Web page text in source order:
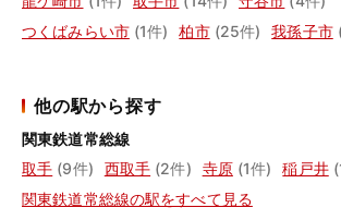
つくばみらい市 (1件) 柏市 (25件) 我孫子市
他の駅から探す
関東鉄道常総線
取手 (9件) 西取手 (2件) 寺原 (1件) 稲戸井
関東鉄道常総線の駅をすべて見る